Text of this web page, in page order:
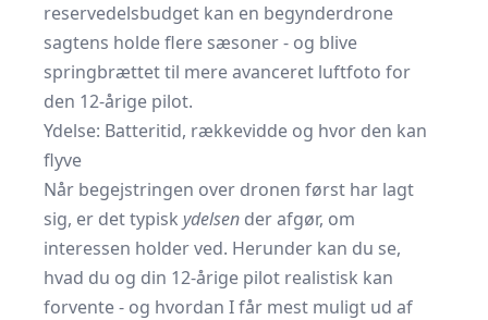
reservedelsbudget kan en begynderdrone
sagtens holde flere sæsoner - og blive
springbrættet til mere avanceret luftfoto for
den 12-årige pilot.
Ydelse: Batteritid, rækkevidde og hvor den kan
flyve
Når begejstringen over dronen først har lagt
sig, er det typisk ydelsen der afgør, om
interessen holder ved. Herunder kan du se,
hvad du og din 12-årige pilot realistisk kan
forvente - og hvordan I får mest muligt ud af